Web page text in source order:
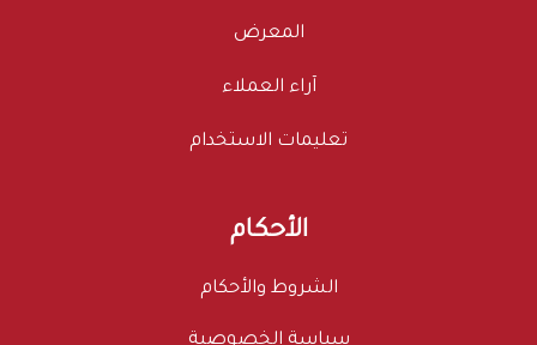
المعرض
آراء العملاء
تعليمات الاستخدام
الأحكام
الشروط والأحكام
سياسة الخصوصية